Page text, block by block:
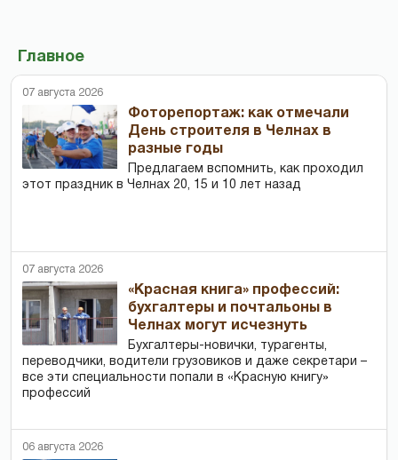
Главное
07 августа 2026
Фоторепортаж: как отмечали
День строителя в Челнах в
разные годы
Предлагаем вспомнить, как проходил
этот праздник в Челнах 20, 15 и 10 лет назад
07 августа 2026
«Красная книга» профессий:
бухгалтеры и почтальоны в
Челнах могут исчезнуть
Бухгалтеры-новички, тур­агенты,
переводчики, водители грузовиков и даже секретари –
все эти специальности попали в «Красную книгу»
профессий
06 августа 2026